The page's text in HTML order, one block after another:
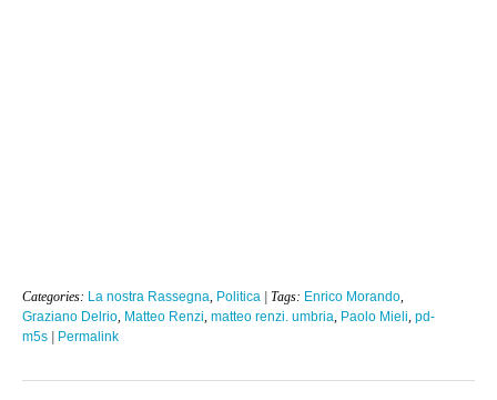
Categories: La nostra Rassegna Politica | Tags: Enrico Morando
Graziano Delrio Matteo Renzi matteo renzi. umbria Paolo Mieli pd-
m5s | Permalink